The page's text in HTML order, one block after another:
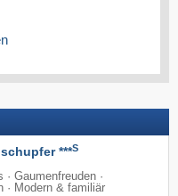
***S
Gaumenfreuden ·
· Modern & familiär